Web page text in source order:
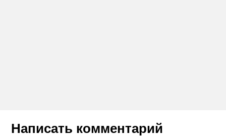
Написать комментарий